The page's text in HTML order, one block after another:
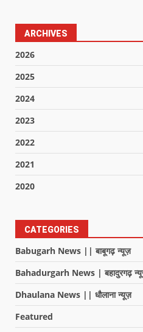
ARCHIVES
2026
2025
2024
2023
2022
2021
2020
CATEGORIES
Babugarh News || बाबूगढ़ न्यूज़
Bahadurgarh News | बहादुरगढ़
Dhaulana News || धौलाना न्यूज़
Featured